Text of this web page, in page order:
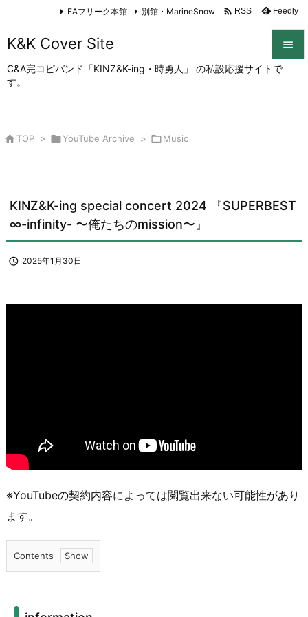
K&K Cover Site
C&A完コピバンド「KINZ&K-ing・時勇人」 の私設応援サイトで
す。




EAフリーク本館 別館・MarineSnow  RSS Feedly
 TOP > YouTube Archive > Music
KINZ&K-ing special concert 2024 『SUPERBEST
∞-infinity- 〜俺たちのmission〜』
 2025年1月30日
※YouTubeの契約内容によっては閲覧出来ない可能性があり
ます。
Contents
1.
n